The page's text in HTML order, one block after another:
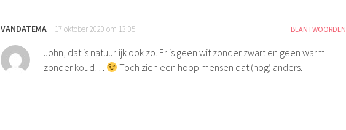
VANDATEMA 17 oktober 2020 om 13:05 BEANTWOORDEN
John, dat is natuurlijk ook zo. Er is geen wit zonder zwart en geen warm
zonder koud…
Toch zien een hoop mensen dat (nog) anders.